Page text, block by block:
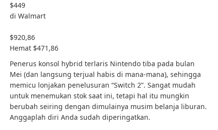
$449
di Walmart
$920,86
Hemat $471,86
Penerus konsol hybrid terlaris Nintendo tiba pada bulan
Mei (dan langsung terjual habis di mana-mana), sehingga
memicu lonjakan penelusuran “Switch 2”. Sangat mudah
untuk menemukan stok saat ini, tetapi hal itu mungkin
berubah seiring dengan dimulainya musim belanja liburan.
Anggaplah diri Anda sudah diperingatkan.